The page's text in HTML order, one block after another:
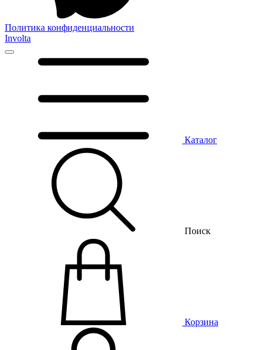
Политика конфиденциальности
Involta
Каталог
Поиск
Корзина